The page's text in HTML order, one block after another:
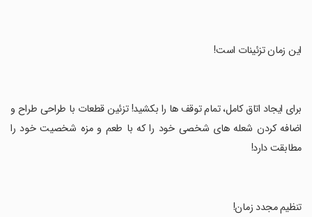
‏این زمان تزئینات است!
‏برای ایجاد اتاق کامل، تمام توقف ها را بکشید! تزئین قطعات با طراحی طراح و
اضافه کردن شعله های شخصی خود را که با طعم و مزه شخصیت خود را
مطابقت دارد!
‏تنظیم مجدد زمان!